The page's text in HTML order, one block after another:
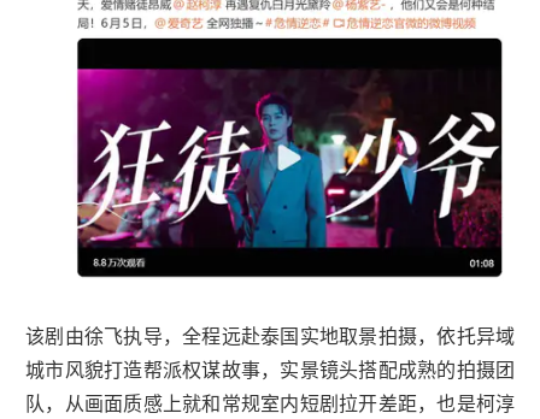
该剧由徐飞执导，全程远赴泰国实地取景拍摄，依托异域
城市风貌打造帮派权谋故事，实景镜头搭配成熟的拍摄团
队，从画面质感上就和常规室内短剧拉开差距，也是柯淳